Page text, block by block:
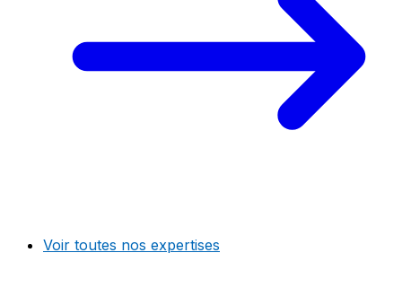
Voir toutes nos expertises